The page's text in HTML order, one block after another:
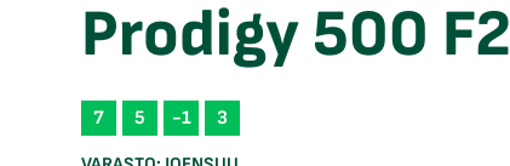
Prodigy 500 F2
7 5 -1 3